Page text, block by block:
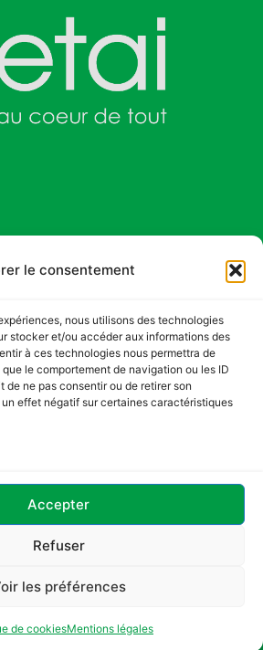
le consentement
nous utilisons des technologies
stocker et/ou accéder aux informations des
à ces technologies nous permettra de
le comportement de navigation ou les ID
de ne pas consentir ou de retirer son
effet négatif sur certaines caractéristiques
Accepter
Refuser
les préférences
de cookiesMentions légales
94800 Villejuif
35